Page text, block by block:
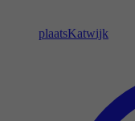
plaatsKatwijk